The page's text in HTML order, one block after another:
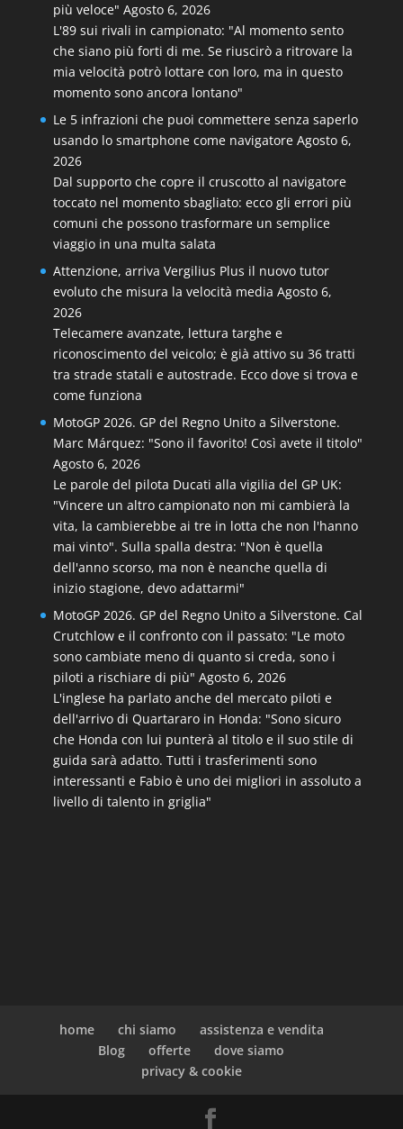
più veloce" Agosto 6, 2026
L'89 sui rivali in campionato: "Al momento sento
che siano più forti di me. Se riuscirò a ritrovare la
mia velocità potrò lottare con loro, ma in questo
momento sono ancora lontano"
Le 5 infrazioni che puoi commettere senza saperlo
usando lo smartphone come navigatore Agosto 6,
2026
Dal supporto che copre il cruscotto al navigatore
toccato nel momento sbagliato: ecco gli errori più
comuni che possono trasformare un semplice
viaggio in una multa salata
Attenzione, arriva Vergilius Plus il nuovo tutor
evoluto che misura la velocità media Agosto 6,
2026
Telecamere avanzate, lettura targhe e
riconoscimento del veicolo; è già attivo su 36 tratti
tra strade statali e autostrade. Ecco dove si trova e
come funziona
MotoGP 2026. GP del Regno Unito a Silverstone.
Marc Márquez: "Sono il favorito! Così avete il titolo"
Agosto 6, 2026
Le parole del pilota Ducati alla vigilia del GP UK:
"Vincere un altro campionato non mi cambierà la
vita, la cambierebbe ai tre in lotta che non l'hanno
mai vinto". Sulla spalla destra: "Non è quella
dell'anno scorso, ma non è neanche quella di
inizio stagione, devo adattarmi"
MotoGP 2026. GP del Regno Unito a Silverstone. Cal
Crutchlow e il confronto con il passato: "Le moto
sono cambiate meno di quanto si creda, sono i
piloti a rischiare di più" Agosto 6, 2026
L'inglese ha parlato anche del mercato piloti e
dell'arrivo di Quartararo in Honda: "Sono sicuro
che Honda con lui punterà al titolo e il suo stile di
guida sarà adatto. Tutti i trasferimenti sono
interessanti e Fabio è uno dei migliori in assoluto a
livello di talento in griglia"
home chi siamo
assistenza e vendita
Blog
offerte
dove siamo
privacy & cookie